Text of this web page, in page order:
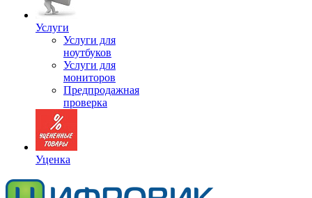
Услуги
Услуги для
ноутбуков
Услуги для
мониторов
Предпродажная
проверка
Уценка